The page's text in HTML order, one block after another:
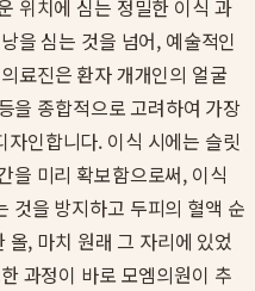
위치에 심는 정밀한 이식 과
을 심는 것을 넘어, 예술적인
의료진은 환자 개개인의 얼굴
을 종합적으로 고려하여 가장
인합니다. 이식 시에는 슬릿
을 미리 확보함으로써, 이식
것을 방지하고 두피의 혈액 순
올, 마치 원래 그 자리에 있었
과정이 바로 모엠의원이 추